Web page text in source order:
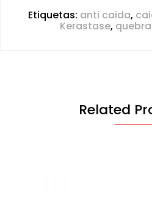
Etiquetas: anti caida,
Kerastase,
Related